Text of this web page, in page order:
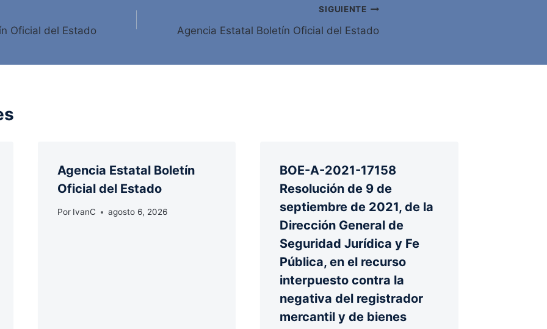
Oficial del Estado
SIGUIENTE
Agencia Estatal Boletín Oficial del Estado
Agencia Estatal Boletín
Oficial del Estado
Por IvanC agosto 6, 2026
BOE-A-2021-17158
Resolución de 9 de
septiembre de 2021, de la
Dirección General de
Seguridad Jurídica y Fe
Pública, en el recurso
interpuesto contra la
negativa del registrador
mercantil y de bienes